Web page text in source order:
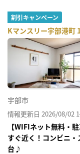
割引キャンペーン
Kマンスリー宇部港町
宇部市
情報更新日 2026/08/02
【WIFIネット無料・
すぐ近く！コンビニ
台♪